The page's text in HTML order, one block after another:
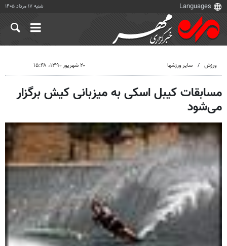
شنبه ۱۷ مرداد ۱۴۰۵
ورزش سایر ورزشها ۲۰ شهریور ۱۳۹۰، ۱۵:۴۸
مسابقات کیبل اسکی به میزبانی کیش برگزار
می‌شود